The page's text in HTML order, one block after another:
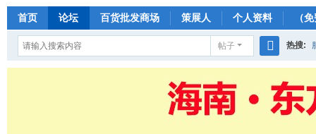
首页 论坛 百货批发商场 策展人 个人资料 （
帖子
搜
索
热搜: